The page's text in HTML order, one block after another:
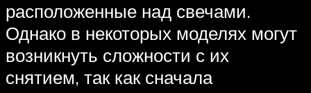
расположенные над свечами.
Однако в некоторых моделях могут
возникнуть сложности с их
снятием, так как сначала